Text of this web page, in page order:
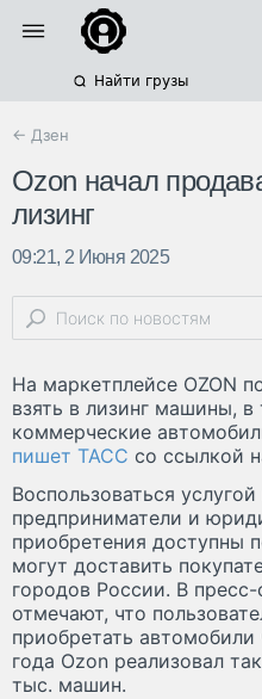
Найти грузы
← Дзен
Ozon начал
лизинг
09:21, 2 Июня 2025
На маркетплейсе OZON
взять в лизинг машины, в
коммерческие
пишет ТАСС со ссылкой
Воспользоваться
предприниматели и
приобретения доступны
могут доставить
городов России. В
отмечают, что
приобретать автомобили
года Ozon реализовал
тыс. машин.